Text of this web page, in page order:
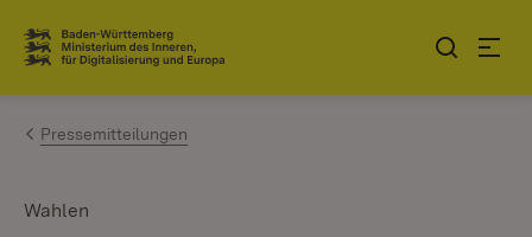
Zum Inhalt springen
Link zur Startseite
Pressemitteilungen
Wahlen